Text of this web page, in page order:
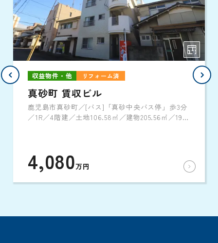
収益物件・他 リフォーム済
真砂町 賃収ビル
鹿児島市真砂町／[バス]「真砂中央バス停」歩3分
／1R／4階建／土地106.58㎡／建物205.56㎡／1984
4,080万円